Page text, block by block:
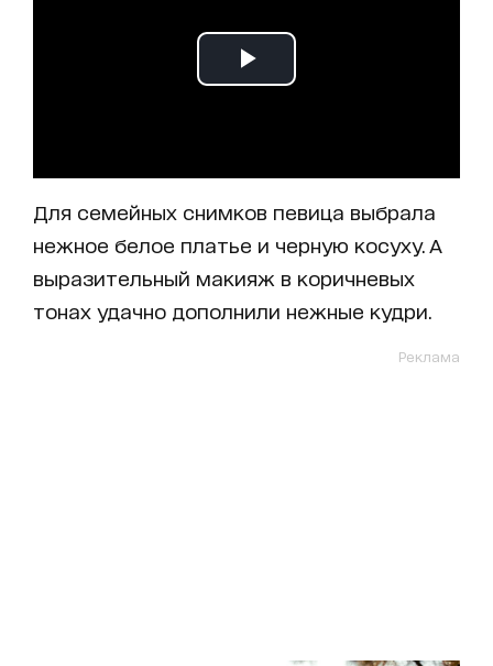
Для семейных снимков певица выбрала
нежное белое платье и черную косуху. А
выразительный макияж в коричневых
тонах удачно дополнили нежные кудри.
Реклама